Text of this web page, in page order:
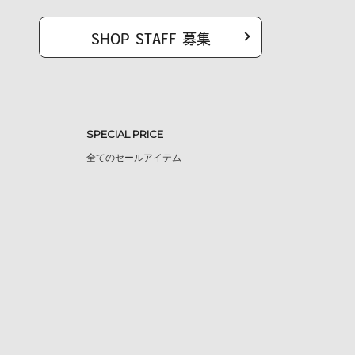
SHOP STAFF 募集
SPECIAL PRICE
全てのセールアイテム